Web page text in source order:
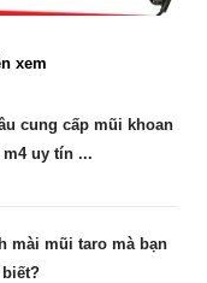
xem
cung cấp mũi khoan
m4 uy tín ...
mài mũi taro mà bạn